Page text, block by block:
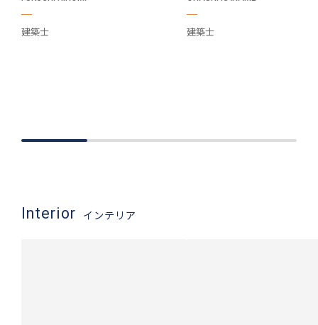
建築士 建築士
Interior インテリア